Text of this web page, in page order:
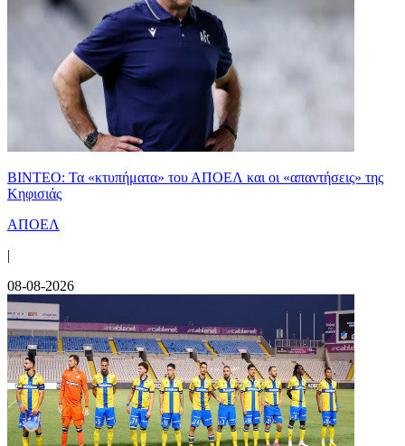
ΒΙΝΤΕΟ: Τα «κτυπήματα» του ΑΠΟΕΛ και οι «απαντήσεις» της
Κηφισιάς
ΑΠΟΕΛ
|
08-08-2026